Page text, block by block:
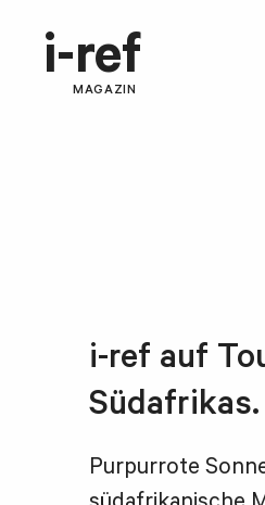
i-ref
MAGAZIN
i-ref auf
Purpurrote